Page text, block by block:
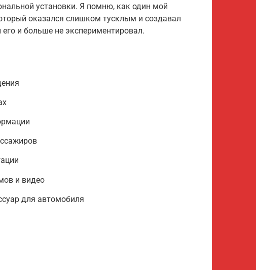
установки. Я помню, как один мой
оказался слишком тусклым и создавал
и больше не экспериментировал.
и видео
для автомобиля